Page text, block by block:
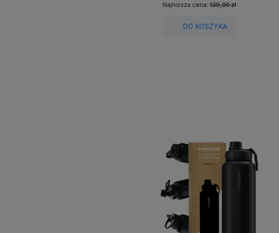
Najniższa cena:139,00 zł
DO KOSZYKA